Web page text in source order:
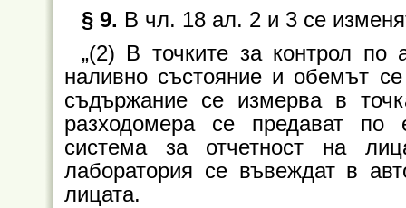
§ 9. В чл. 18 ал. 2 и 3 се
„(2) В точките за контрол
наливно състояние и обемът
съдържание се измерва в
разходомера се предават по
система за отчетност на
лаборатория се въвеждат в
лицата.